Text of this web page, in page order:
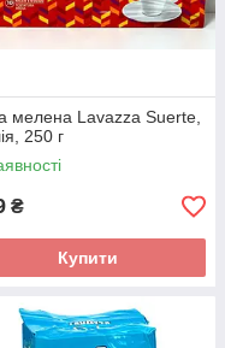
мелена Lavazza Suerte,
250 г
₴
Купити